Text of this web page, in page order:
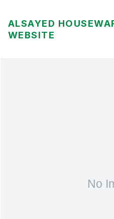
ALSAYED
WEBSITE